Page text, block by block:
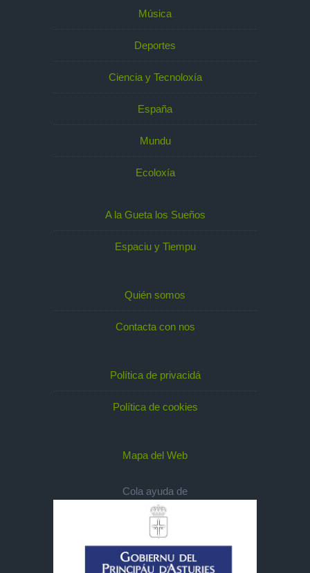
Música
Deportes
Ciencia y Tecnoloxía
España
Mundu
Ecoloxía
A la Gueta los Sueños
Espaciu y Tiempu
Quién somos
Contacta con nos
Política de privacidá
Política de cookies
Mapa del Web
Cola ayuda de